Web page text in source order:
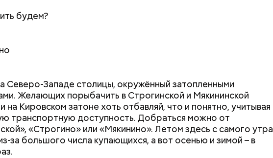
будем?
Северо-Западе столицы, окружённый затопленными
Желающих порыбачить в Строгинской и Мякининской
на Кировском затоне хоть отбавляй, что и понятно, учитывая
транспортную доступность. Добраться можно от
«Строгино» или «Мякинино». Летом здесь с самого утра
за большого числа купающихся, а вот осенью и зимой – в
Гилман, которого просят
освободить США
Москве летом 2026